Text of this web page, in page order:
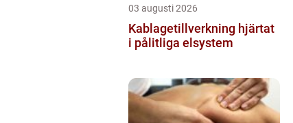
03 augusti 2026
Kablagetillverkning hjärtat
i pålitliga elsystem